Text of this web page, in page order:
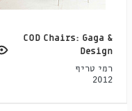
COD Chairs: Gaga &
Design
רמי טריף
2012